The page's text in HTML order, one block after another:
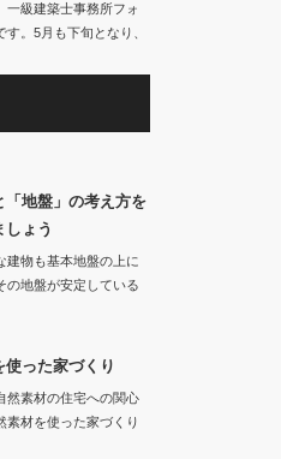
一級建築士事務所フォ
す。5月も下旬となり、
「地盤」の考え方を
しょう
建物も基本地盤の上に
の地盤が安定している
使った家づくり
然素材の住宅への関心
素材を使った家づくり